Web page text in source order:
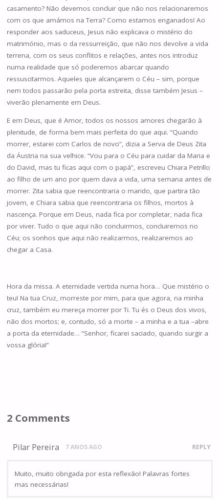
casamento? Não devemos concluir que não nos relacionaremos
com os que amámos na Terra? Como estamos enganados! Ao
responder aos saduceus, Jesus não explicava o mistério do
matrimónio, mas o da ressurreição, que não nos devolve a vida
terrena, com os seus conflitos e relações, antes nos introduz
numa realidade que só poderemos abarcar quando
ressuscitarmos. Aqueles que alcançarem o Céu – sim, porque
nem todos passarão pela porta estreita, disse também Jesus –
viverão plenamente em Deus.
E em Deus, que é Amor, todos os nossos amores chegarão à
plenitude, de forma bem mais perfeita do que aqui. “Quando
morrer, estarei com Carlos de novo”, dizia a Serva de Deus Zita
da Áustria na sua velhice. “Vou para o Céu para cuidar da Maria e
do David, mas tu ficas aqui com o papá”, escreveu Chiara Petrillo
ao filho de um ano por quem dava a vida, uma semana antes de
morrer. Zita sabia que reencontraria o marido, que partira tão
jovem, e Chiara sabia que reencontraria os filhos, mortos à
nascença. Porque em Deus, nada fica por completar, nada fica
por viver. Tudo o que aqui não concluirmos, concluiremos no
Céu; os sonhos que aqui não realizarmos, realizaremos ao
chegar a Casa.
Hora da missa. A eternidade vertida numa hora… Que mistério o
teu! Na tua Cruz, morreste por mim, para que agora, na minha
cruz, também eu mereça morrer por Ti. Tu és o Deus dos vivos,
não dos mortos; e, contudo, só a morte – a minha e a tua –abre
a porta da eternidade… “Senhor, ficarei saciado, quando surgir a
vossa glória!”
2 Comments
Pilar Pereira 7 ANOS AGO REPLY
Muito, muito obrigada por esta reflexão! Palavras fortes
mas necessárias!